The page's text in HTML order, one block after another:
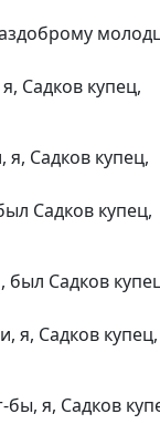
Садков купец,
я, Садков купец,
Садков купец,
был Садков
я, Садков купец,
бы, я, Садков